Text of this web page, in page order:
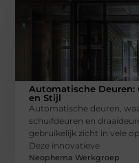
Automatische Deuren:
en Stijl
Automatische deuren,
schuifdeuren en
gebruikelijk zicht in vele
Deze innovatieve
Neophema Werkgroep